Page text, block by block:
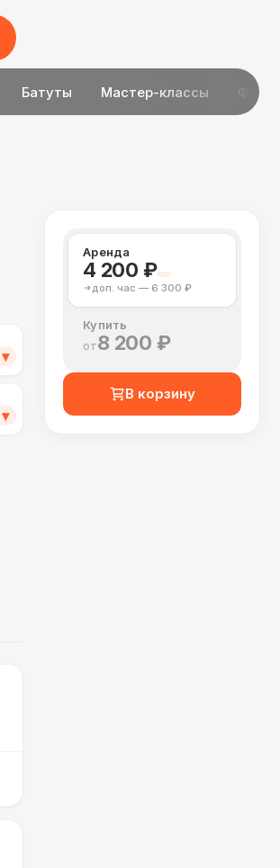
Батуты Мастер-классы
▾
▾
Аренда
4 200 ₽
доп. час — 6 300 ₽
Купить
от8 200 ₽
В корзину